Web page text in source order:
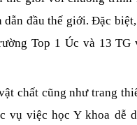
dẫn đầu thế giới. Đặc
Top 1 Úc và 13 TG
chất cũng như trang
vụ việc học Y khoa dễ